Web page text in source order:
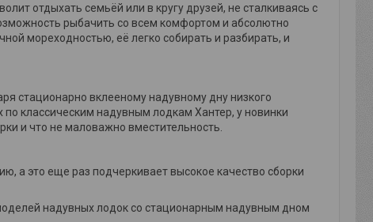
отдыхать семьёй или в кругу друзей, не сталкиваясь с
рыбачить со всем комфортом и абсолютно
мореходностью, её легко собирать и разбирать, и
стационарно вклееному надувному дну низкого
классическим надувным лодкам Хантер, у новинки
и что не маловажно вместительность.
а это еще раз подчеркивает высокое качество сборки
надувных лодок со стационарным надувным дном